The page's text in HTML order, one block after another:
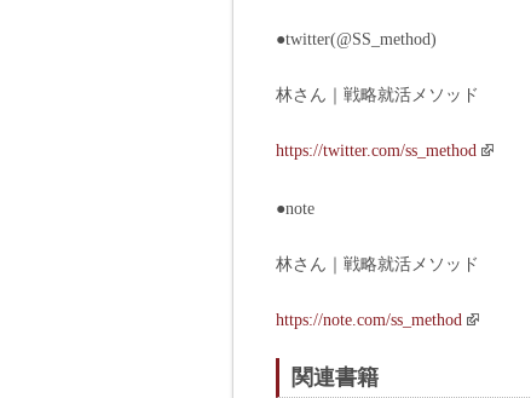
●twitter(@SS_method)
林さん｜戦略就活メソッド
https://twitter.com/ss_method
●note
林さん｜戦略就活メソッド
https://note.com/ss_method
関連書籍